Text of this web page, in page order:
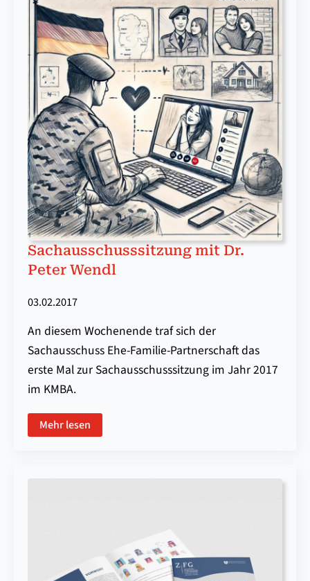
Sachausschusssitzung mit Dr.
Peter Wendl
03.02.2017
An diesem Wochenende traf sich der
Sachausschuss Ehe-Familie-Partnerschaft das
erste Mal zur Sachausschusssitzung im Jahr 2017
im KMBA.
Mehr lesen